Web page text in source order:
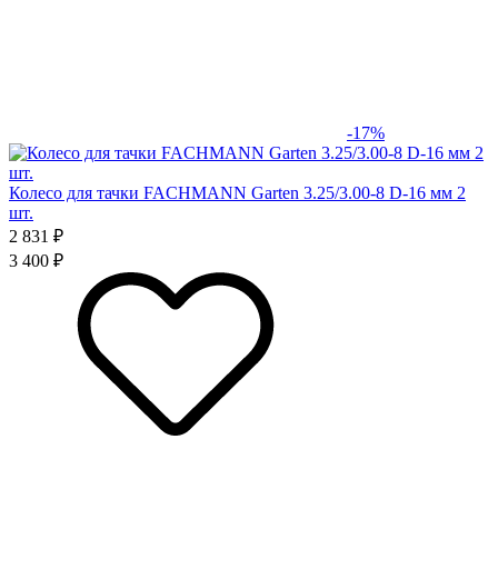
-17%
Колесо для тачки FACHMANN Garten 3.25/3.00-8 D-16 мм 2
шт.
2 831 ₽
3 400 ₽